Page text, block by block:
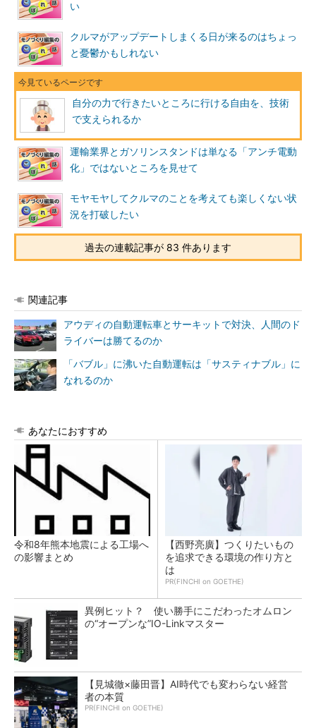
い
クルマがアップデートしまくる日が来るのはちょっ
と憂鬱かもしれない
自分の力で行きたいところに行ける自由を、技術
で支えられるか
運輸業界とガソリンスタンドは単なる「アンチ電動
化」ではないところを見せて
モヤモヤしてクルマのことを考えても楽しくない状
況を打破したい
過去の連載記事が 83 件あります
関連記事
アウディの自動運転車とサーキットで対決、人間のド
ライバーは勝てるのか
「バブル」に沸いた自動運転は「サスティナブル」に
なれるのか
あなたにおすすめ
令和8年熊本地震による工場へ
の影響まとめ
【西野亮廣】つくりたいもの
を追求できる環境の作り方と
は
PR(FINCHI on GOETHE)
異例ヒット？ 使い勝手にこだわったオムロン
の“オープンな”IO-Linkマスター
【見城徹×藤田晋】AI時代でも変わらない経営
者の本質
PR(FINCHI on GOETHE)